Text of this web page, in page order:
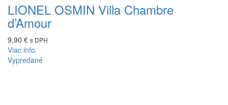
LIONEL OSMIN Villa Chambre
d’Amour
9,90 € s DPH
Viac info
Vypredané